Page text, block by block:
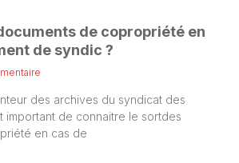
de copropriété en
de syndic ?
des archives du syndicat des
important de connaitre le sortdes
en cas de